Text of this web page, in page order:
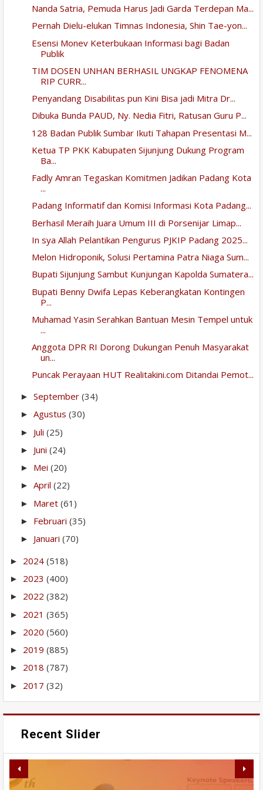
Nanda Satria, Pemuda Harus Jadi Garda Terdepan Ma...
Pernah Dielu-elukan Timnas Indonesia, Shin Tae-yon...
Esensi Monev Keterbukaan Informasi bagi Badan
Publik
TIM DOSEN UNHAN BERHASIL UNGKAP FENOMENA
RIP CURR...
Penyandang Disabilitas pun Kini Bisa jadi Mitra Dr...
Dibuka Bunda PAUD, Ny. Nedia Fitri, Ratusan Guru P...
128 Badan Publik Sumbar Ikuti Tahapan Presentasi M...
Ketua TP PKK Kabupaten Sijunjung Dukung Program
Ba...
Fadly Amran Tegaskan Komitmen Jadikan Padang Kota
...
Padang Informatif dan Komisi Informasi Kota Padang...
Berhasil Meraih Juara Umum III di Porsenijar Limap...
In sya Allah Pelantikan Pengurus PJKIP Padang 2025...
Melon Hidroponik, Solusi Pertamina Patra Niaga Sum...
Bupati Sijunjung Sambut Kunjungan Kapolda Sumatera...
Bupati Benny Dwifa Lepas Keberangkatan Kontingen
P...
Muhamad Yasin Serahkan Bantuan Mesin Tempel untuk
...
Anggota DPR RI Dorong Dukungan Penuh Masyarakat
un...
Puncak Perayaan HUT Realitakini.com Ditandai Pemot...
► September (34)
► Agustus (30)
► Juli (25)
► Juni (24)
► Mei (20)
► April (22)
► Maret (61)
► Februari (35)
► Januari (70)
► 2024 (518)
► 2023 (400)
► 2022 (382)
► 2021 (365)
► 2020 (560)
► 2019 (885)
► 2018 (787)
► 2017 (32)
Recent Slider